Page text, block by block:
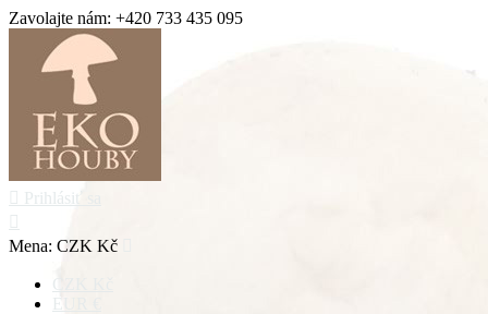
Zavolajte nám: +420 733 435 095
Prihlásiť sa
Mena: CZK Kč
CZK Kč
EUR €